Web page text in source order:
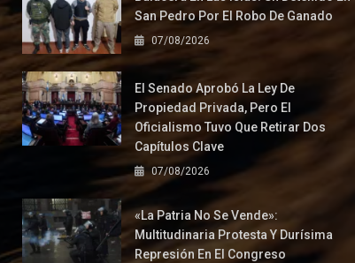
San Pedro Por El Robo De Ganado
07/08/2026
El Senado Aprobó La Ley De
Propiedad Privada, Pero El
Oficialismo Tuvo Que Retirar Dos
Capítulos Clave
07/08/2026
«La Patria No Se Vende»:
Multitudinaria Protesta Y Durísima
Represión En El Congreso